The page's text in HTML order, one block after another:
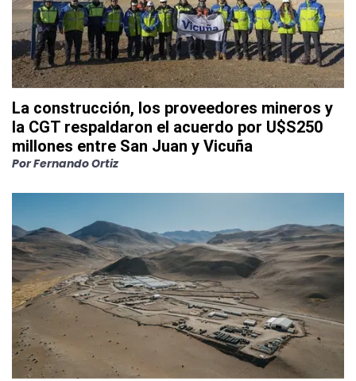
La construcción, los proveedores mineros y
la CGT respaldaron el acuerdo por U$S250
millones entre San Juan y Vicuña
PorFernando Ortiz